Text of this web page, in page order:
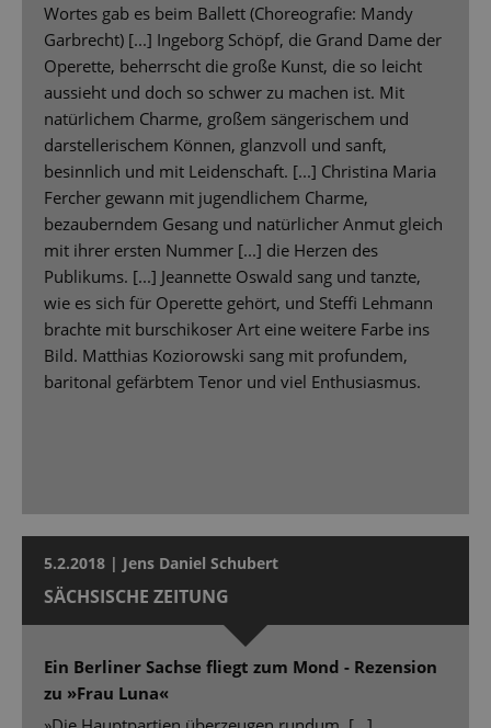
Wortes gab es beim Ballett (Choreografie: Mandy
Garbrecht) [...] Ingeborg Schöpf, die Grand Dame der
Operette, beherrscht die große Kunst, die so leicht
aussieht und doch so schwer zu machen ist. Mit
natürlichem Charme, großem sängerischem und
darstellerischem Können, glanzvoll und sanft,
besinnlich und mit Leidenschaft. [...] Christina Maria
Fercher gewann mit jugendlichem Charme,
bezauberndem Gesang und natürlicher Anmut gleich
mit ihrer ersten Nummer [...] die Herzen des
Publikums. [...] Jeannette Oswald sang und tanzte,
wie es sich für Operette gehört, und Steffi Lehmann
brachte mit burschikoser Art eine weitere Farbe ins
Bild. Matthias Koziorowski sang mit profundem,
baritonal gefärbtem Tenor und viel Enthusiasmus.
5.2.2018 | Jens Daniel Schubert
SÄCHSISCHE ZEITUNG
Ein Berliner Sachse fliegt zum Mond - Rezension
zu »Frau Luna«